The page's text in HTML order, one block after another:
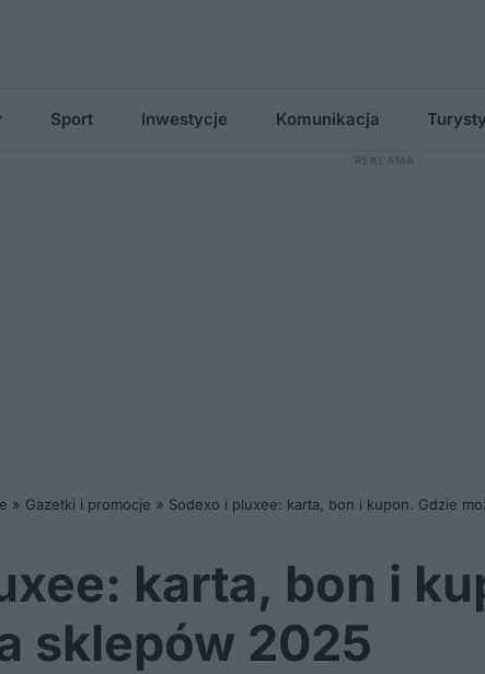
Sport Inwestycje Komunikacja
» Gazetki i promocje » Sodexo i pluxee: karta, bon i kupon. Gdzie
karta, bon i
sklepów 2025